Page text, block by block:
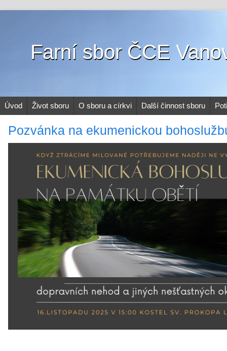
Farní sbor ČCE
Úvod Život sboru O sboru a církvi Další činnost sboru
Pozvánka na ekumenickou